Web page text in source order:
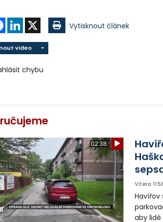
FacebookLinkedIn Vytisknout článek
video
chybu
02:38
Včera
aby